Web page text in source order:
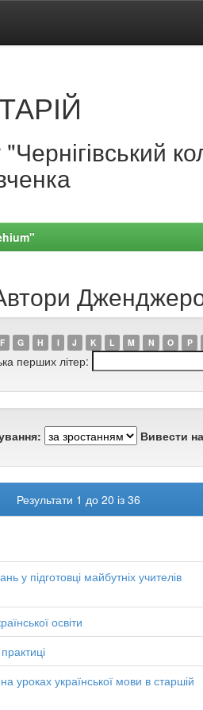
F G H I J K L M N O P
перших літер:
Вивести
Результати 1 до 20 із 36
у підготовці майбутніх учителів
освіти
уроках української мови в старшій